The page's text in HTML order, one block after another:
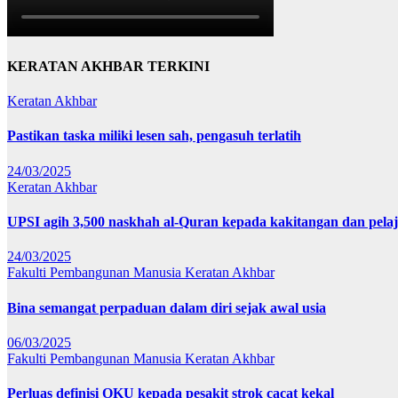
KERATAN AKHBAR TERKINI
Keratan Akhbar
Pastikan taska miliki lesen sah, pengasuh terlatih
24/03/2025
Keratan Akhbar
UPSI agih 3,500 naskhah al-Quran kepada kakitangan dan
24/03/2025
Fakulti Pembangunan Manusia Keratan Akhbar
Bina semangat perpaduan dalam diri sejak awal usia
06/03/2025
Fakulti Pembangunan Manusia Keratan Akhbar
Perluas definisi OKU kepada pesakit strok cacat kekal